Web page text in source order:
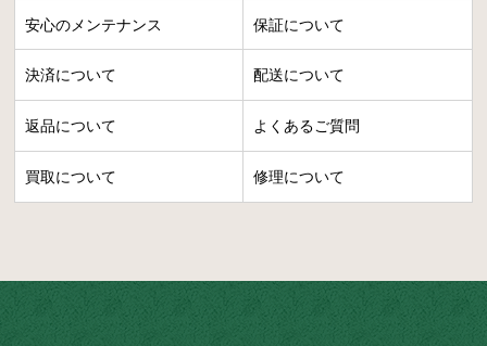
安心のメンテナンス 保証について
決済について 配送について
返品について よくあるご質問
買取について 修理について